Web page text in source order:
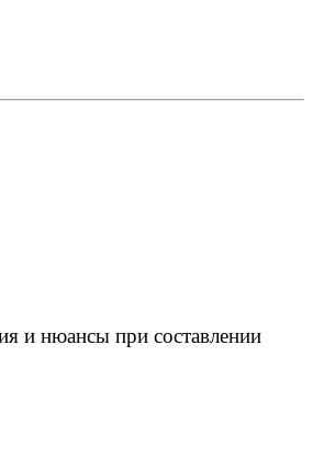
и нюансы при составлении